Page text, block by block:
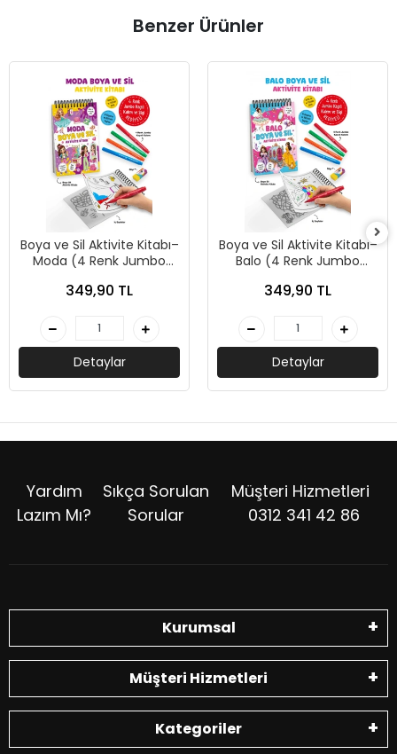
Benzer Ürünler
Boya ve Sil Aktivite Kitabı–
Moda (4 Renk Jumbo
Hediyeli 3 Yaş+)-Sibel
349,90 TL
Detaylar
Boya ve Sil Aktivite Kitabı–
Balo (4 Renk Jumbo
Hediyeli 3 Yaş+)-Sibel
349,90 TL
Detaylar
Yardım
Lazım Mı?
Sıkça Sorulan
Sorular
Müşteri Hizmetleri
0312 341 42 86
Kurumsal
Müşteri Hizmetleri
Kategoriler